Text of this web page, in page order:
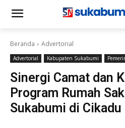
Beranda Advertorial
Advertorial Kabupaten Sukabumi
Sinergi Camat dan
Program Rumah
Sukabumi di